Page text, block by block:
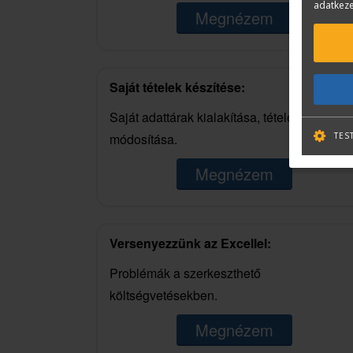
Megnézem
Saját tételek készítése:
Saját adattárak kialakítása, tételek
módosítása.
Megnézem
Versenyezzünk az Excellel:
Problémák a szerkeszthető
költségvetésekben.
Megnézem